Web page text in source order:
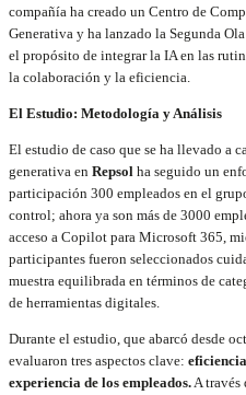
compañía ha creado un Centro de
Generativa y ha lanzado la Segunda
el propósito de integrar la IA en las
la colaboración y la eficiencia.
El Estudio: Metodología y Análisis
El estudio de caso que se ha llevado a
generativa en Repsol ha seguido un
participación 300 empleados en el
control; ahora ya son más de 3000
acceso a Copilot para Microsoft 365,
participantes fueron seleccionados
muestra equilibrada en términos de
de herramientas digitales.
Durante el estudio, que abarcó desde
evaluaron tres aspectos clave:
experiencia de los empleados.A través